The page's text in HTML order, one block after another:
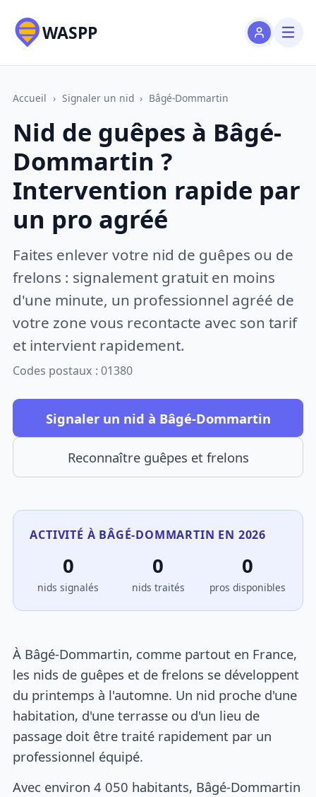
WASPP
Accueil › Signaler un nid › Bâgé-Dommartin
Nid de guêpes à Bâgé-
Dommartin ?
Intervention rapide par
un pro agréé
Faites enlever votre nid de guêpes ou de
frelons : signalement gratuit en moins
d'une minute, un professionnel agréé de
votre zone vous recontacte avec son tarif
et intervient rapidement.
Codes postaux : 01380
Signaler un nid à Bâgé-Dommartin
Reconnaître guêpes et frelons
ACTIVITÉ À BÂGÉ-DOMMARTIN EN 2026
0
nids signalés
0
nids traités
0
pros disponibles
À Bâgé-Dommartin, comme partout en France,
les nids de guêpes et de frelons se développent
du printemps à l'automne. Un nid proche d'une
habitation, d'une terrasse ou d'un lieu de
passage doit être traité rapidement par un
professionnel équipé.
Avec environ 4 050 habitants, Bâgé-Dommartin